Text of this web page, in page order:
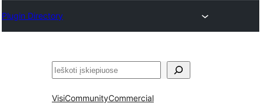
Plugin Directory
Paieška
VisiCommunityCommercial